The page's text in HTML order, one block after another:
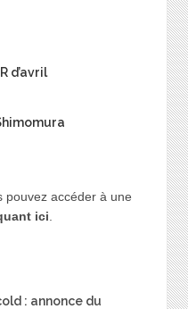
d’avril
pouvez accéder à une
ici.
: annonce du